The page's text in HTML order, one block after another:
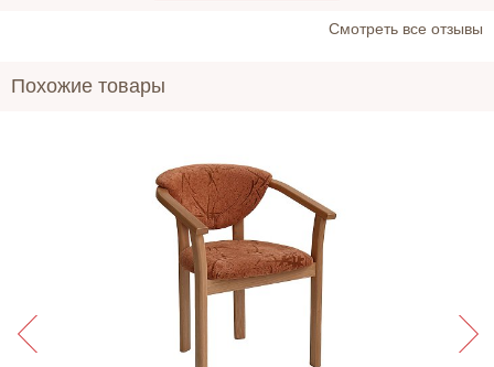
Cмотреть все отзывы
Похожие товары